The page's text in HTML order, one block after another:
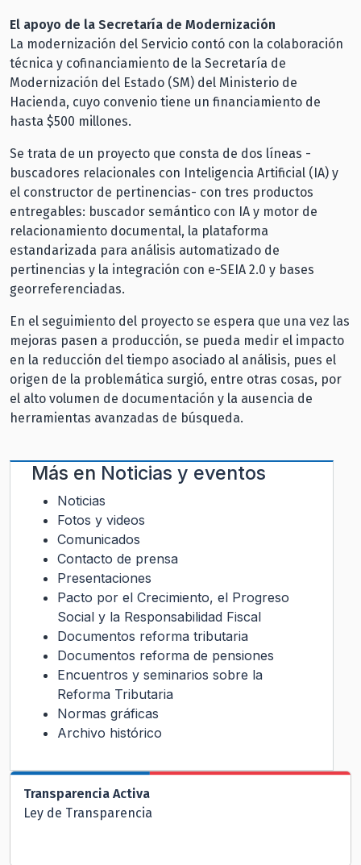
El apoyo de la Secretaría de Modernización
La modernización del Servicio contó con la colaboración
técnica y cofinanciamiento de la Secretaría de
Modernización del Estado (SM) del Ministerio de
Hacienda, cuyo convenio tiene un financiamiento de
hasta $500 millones.
Se trata de un proyecto que consta de dos líneas -
buscadores relacionales con Inteligencia Artificial (IA) y
el constructor de pertinencias- con tres productos
entregables: buscador semántico con IA y motor de
relacionamiento documental, la plataforma
estandarizada para análisis automatizado de
pertinencias y la integración con e-SEIA 2.0 y bases
georreferenciadas.
En el seguimiento del proyecto se espera que una vez las
mejoras pasen a producción, se pueda medir el impacto
en la reducción del tiempo asociado al análisis, pues el
origen de la problemática surgió, entre otras cosas, por
el alto volumen de documentación y la ausencia de
herramientas avanzadas de búsqueda.
Más en Noticias y eventos
Noticias
Fotos y videos
Comunicados
Contacto de prensa
Presentaciones
Pacto por el Crecimiento, el Progreso
Social y la Responsabilidad Fiscal
Documentos reforma tributaria
Documentos reforma de pensiones
Encuentros y seminarios sobre la
Reforma Tributaria
Normas gráficas
Archivo histórico
Transparencia Activa
Ley de Transparencia